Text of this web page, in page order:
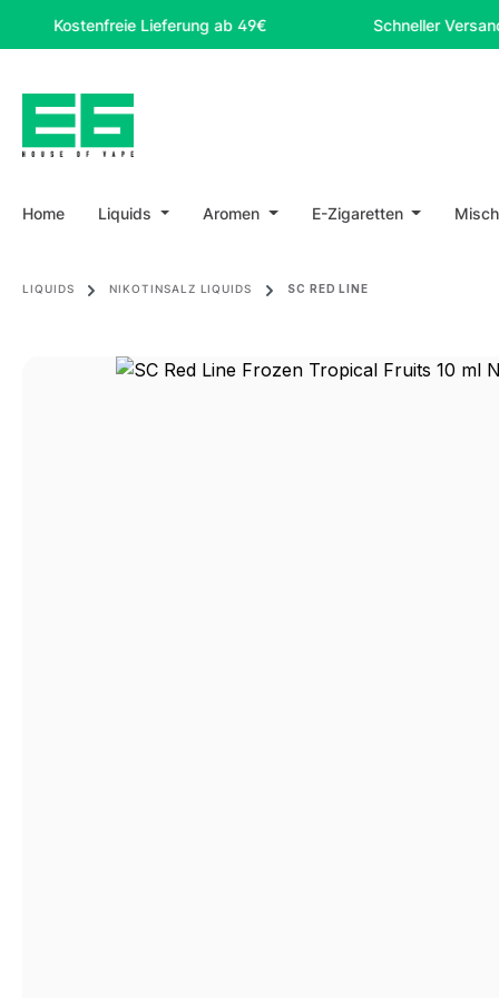
Hauptinhalt springen
Zur Suche springen
Zur Hauptnavigation springen
Lieferung ab 49€ Schneller Versand
Home Liquids Aromen E-Zigaretten
LIQUIDS NIKOTINSALZ LIQUIDS SC RED LINE
Bildergalerie überspringen